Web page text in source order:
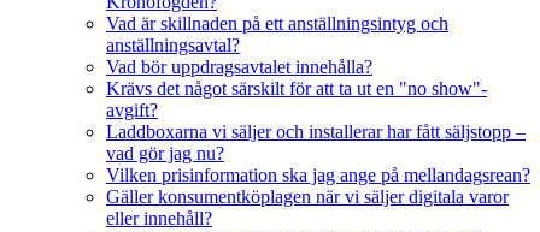
Vad är skillnaden på ett anställningsintyg och
anställningsavtal?
Vad bör uppdragsavtalet innehålla?
Krävs det något särskilt för att ta ut en "no show"-
avgift?
Laddboxarna vi säljer och installerar har fått säljstopp –
vad gör jag nu?
Vilken prisinformation ska jag ange på mellandagsrean?
Gäller konsumentköplagen när vi säljer digitala varor
eller innehåll?